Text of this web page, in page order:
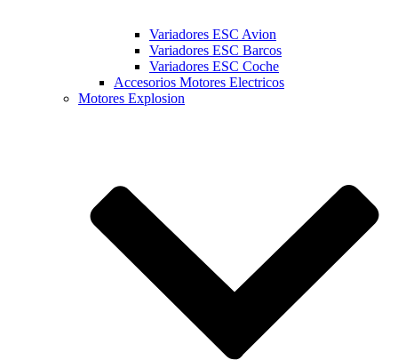
Variadores ESC Avion
Variadores ESC Barcos
Variadores ESC Coche
Accesorios Motores Electricos
Motores Explosion